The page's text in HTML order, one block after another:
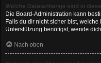
Welche Dateianhänge sind in
Die Board-Administration kann
Falls du dir nicht sicher bist,
Unterstützung benötigst, wende
Nach oben